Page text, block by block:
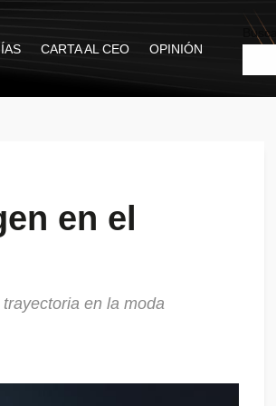
CARTA AL CEO OPINIÓN
Buscar
en el
en la moda